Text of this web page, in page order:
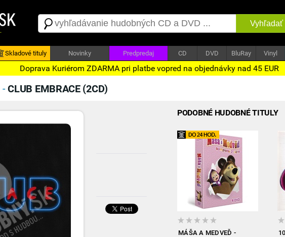
Vyhľadať
Skladové tituly Novinky Predpredaj CD DVD BluRay Vinyl
Doprava Kuriérom ZDARMA pri platbe vopred na objednávky nad 45 EUR
-CLUB EMBRACE (2CD)
PODOBNÉ HUDOBNÉ TITULY
MÁŠA A MEDVEĎ -